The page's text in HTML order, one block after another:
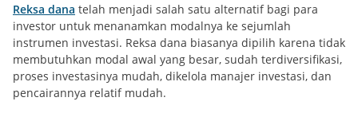
Reksa dana telah menjadi salah satu alternatif bagi para
investor untuk menanamkan modalnya ke sejumlah
instrumen investasi. Reksa dana biasanya dipilih karena tidak
membutuhkan modal awal yang besar, sudah terdiversifikasi,
proses investasinya mudah, dikelola manajer investasi, dan
pencairannya relatif mudah.